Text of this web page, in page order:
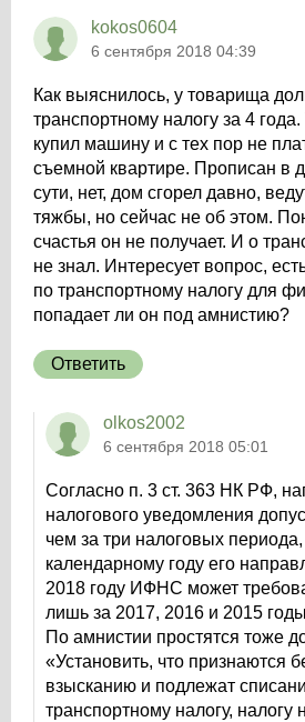
kokos0604
6 сентября 2018 04:39
Как выяснилось, у товарища
транспортному налогу за 4
купил машину и с тех пор не
съемной квартире. Прописан в
сути, нет, дом сгорел давно,
тяжбы, но сейчас не об этом.
счастья он не получает. И о
не знал. Интересует вопрос,
по транспортному налогу для
попадает ли он под амнистию?
Ответить
olkos2002
6 сентября 2018 05:01
Согласно п. 3 ст. 363 НК РФ,
налогового уведомления
чем за три налоговых
календарному году его
2018 году ИФНС может
лишь за 2017, 2016 и 2015
По амнистии простятся тоже
«Установить, что признаются
взысканию и подлежат
транспортному налогу, налогу